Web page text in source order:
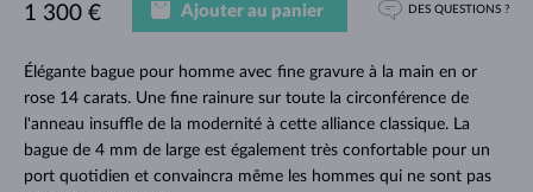
Élégante bague pour homme avec fine gravure à la main en or
rose 14 carats. Une fine rainure sur toute la circonférence de
l'anneau insuffle de la modernité à cette alliance classique. La
bague de 4 mm de large est également très confortable pour un
port quotidien et convaincra même les hommes qui ne sont pas
1 300 € Ajouter au panier DES QUESTIONS ?